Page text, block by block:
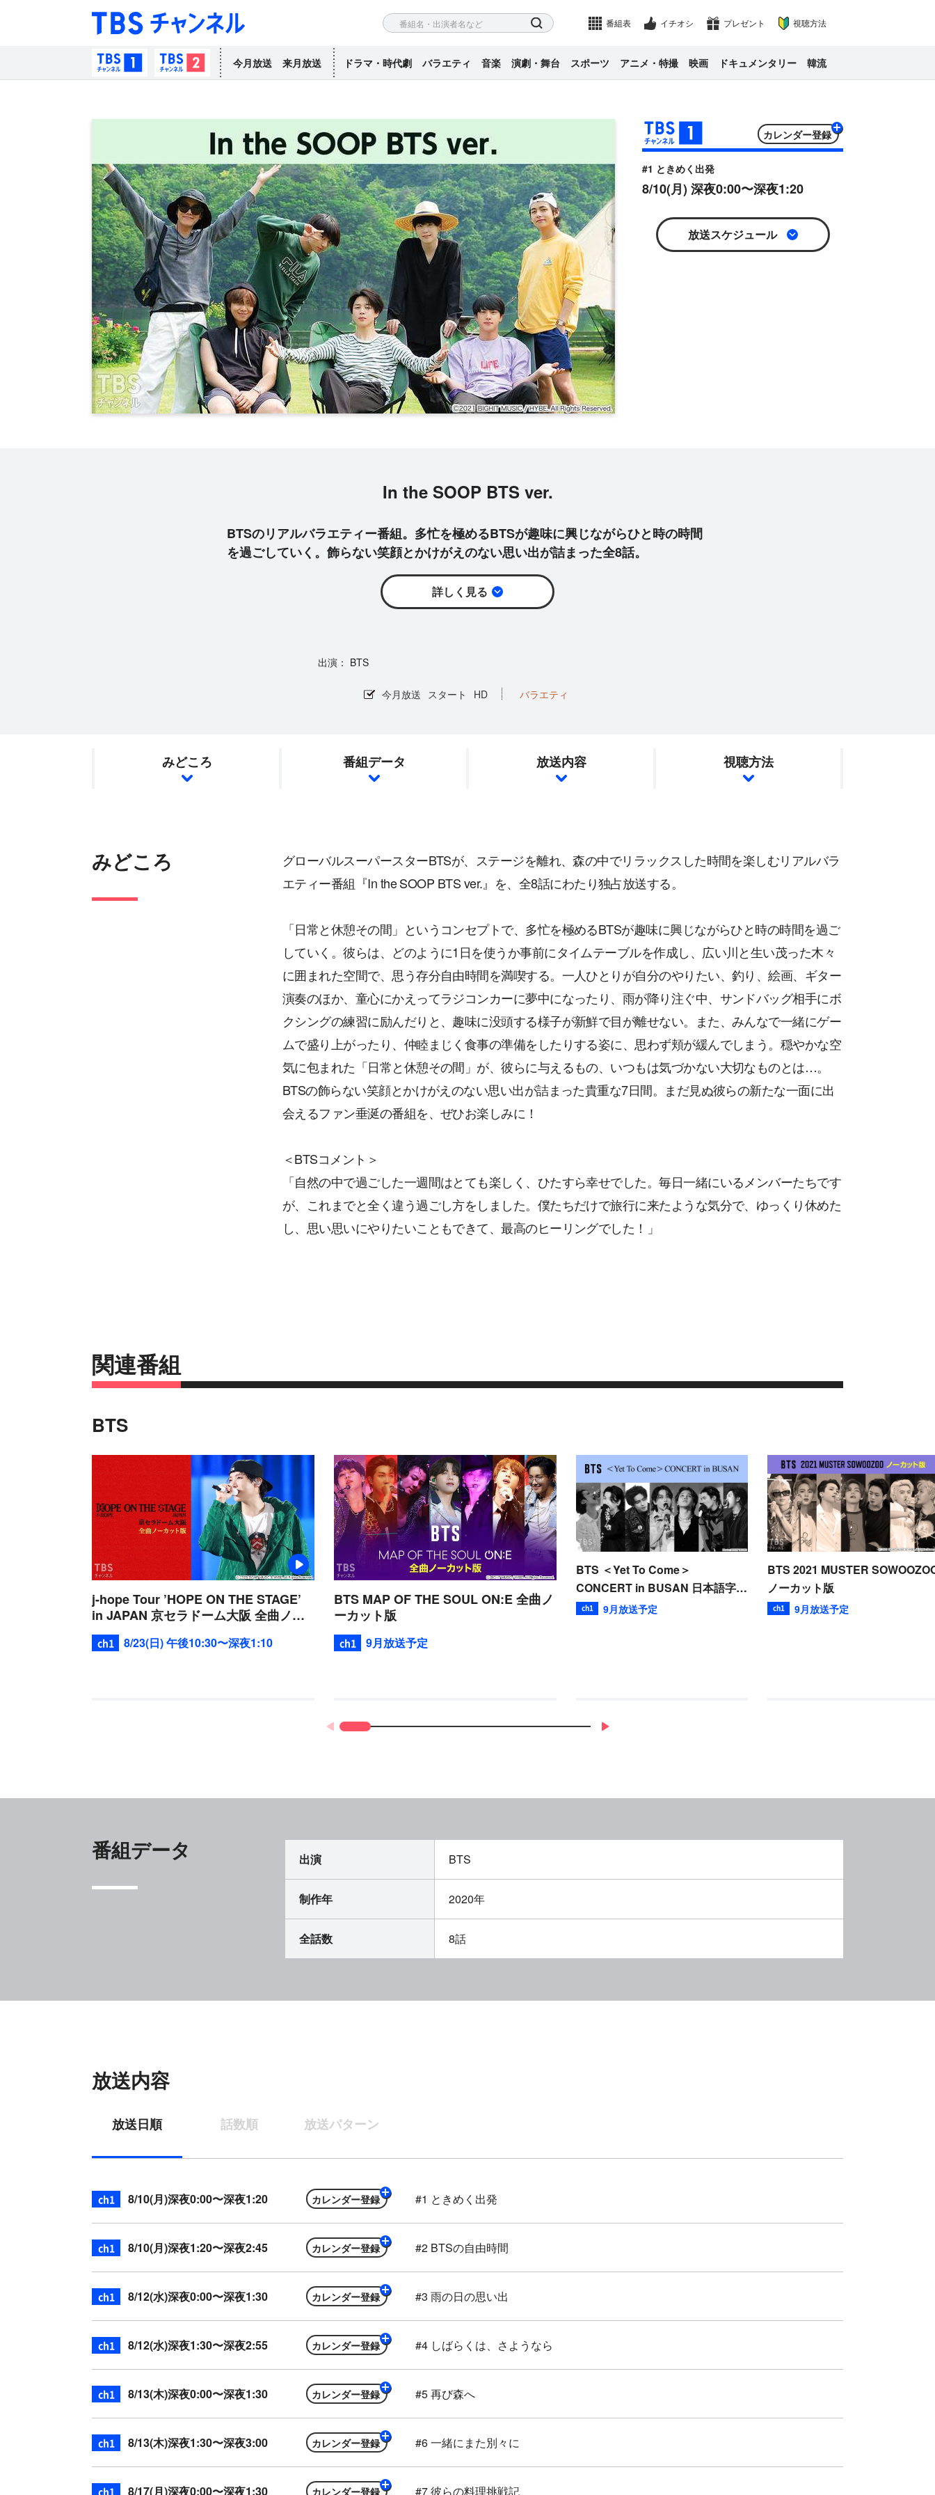
検索 番組表 イチオシ プレゼント 視聴方法
TBSチャンネル1TBSチャンネル2
今月放送 来月放送 ドラマ・時代劇 バラエティ 音楽 演劇・舞台 スポーツ アニメ・特撮 映画 ドキュメンタリー 韓流
カレンダー
Google
#1 ときめく出発
8/10(月) 深夜0:00〜深夜1:20
放送スケジュール
In the SOOP BTS ver.
BTSのリアルバラエティー番組。多忙を極めるBTSが趣味に興じながらひと時の時間
を過ごしていく。飾らない笑顔とかけがえのない思い出が詰まった全8話。
詳しく見る
BTS
今月放送 スタート HD バラエティ
みどころ 番組データ 放送内容 視聴方法
みどころ
グローバルスーパースターBTSが、ステージを離れ、森の中でリラックスした時間を楽しむリアルバラ
エティー番組『In the SOOP BTS ver.』を、全8話にわたり独占放送する。
「日常と休憩その間」というコンセプトで、多忙を極めるBTSが趣味に興じながらひと時の時間を過ご
していく。彼らは、どのように1日を使うか事前にタイムテーブルを作成し、広い川と生い茂った木々
に囲まれた空間で、思う存分自由時間を満喫する。一人ひとりが自分のやりたい、釣り、絵画、ギター
演奏のほか、童心にかえってラジコンカーに夢中になったり、雨が降り注ぐ中、サンドバッグ相手にボ
クシングの練習に励んだりと、趣味に没頭する様子が新鮮で目が離せない。また、みんなで一緒にゲー
ムで盛り上がったり、仲睦まじく食事の準備をしたりする姿に、思わず頬が緩んでしまう。穏やかな空
気に包まれた「日常と休憩その間」が、彼らに与えるもの、いつもは気づかない大切なものとは…。
BTSの飾らない笑顔とかけがえのない思い出が詰まった貴重な7日間。まだ見ぬ彼らの新たな一面に出
会えるファン垂涎の番組を、ぜひお楽しみに！
＜BTSコメント＞
「自然の中で過ごした一週間はとても楽しく、ひたすら幸せでした。毎日一緒にいるメンバーたちです
が、これまでと全く違う過ごし方をしました。僕たちだけで旅行に来たような気分で、ゆっくり休めた
し、思い思いにやりたいこともできて、最高のヒーリングでした！」
関連番組
BTS
j-hope Tour ’HOPE ON THE STAGE’
in JAPAN 京セラドーム大阪 全曲ノー
カット版
8/23(日) 午後10:30〜深夜1:10
BTS MAP OF THE SOUL ON:E 全曲ノ
ーカット版
9月放送予定
BTS ＜Yet To Come＞
CONCERT in BUSAN 日本語字幕
付き ノーカット版
9月放送予定
BTS 2021 MUSTER
ノーカット版
9月放送予定
番組データ 出演 BTS
制作年 2020年
全話数 8話
放送内容
放送日順 話数順 放送パターン
8/10(月)深夜0:00〜深夜1:20 カレンダー #1 ときめく出発
8/10(月)深夜1:20〜深夜2:45 カレンダー #2 BTSの自由時間
8/12(水)深夜0:00〜深夜1:30 カレンダー #3 雨の日の思い出
8/12(水)深夜1:30〜深夜2:55 カレンダー #4 しばらくは、さようなら
8/13(木)深夜0:00〜深夜1:30 カレンダー #5 再び森へ
8/13(木)深夜1:30〜深夜3:00 カレンダー #6 一緒にまた別々に
8/17(月)深夜0:00〜深夜1:30 カレンダー #7 彼らの料理挑戦記